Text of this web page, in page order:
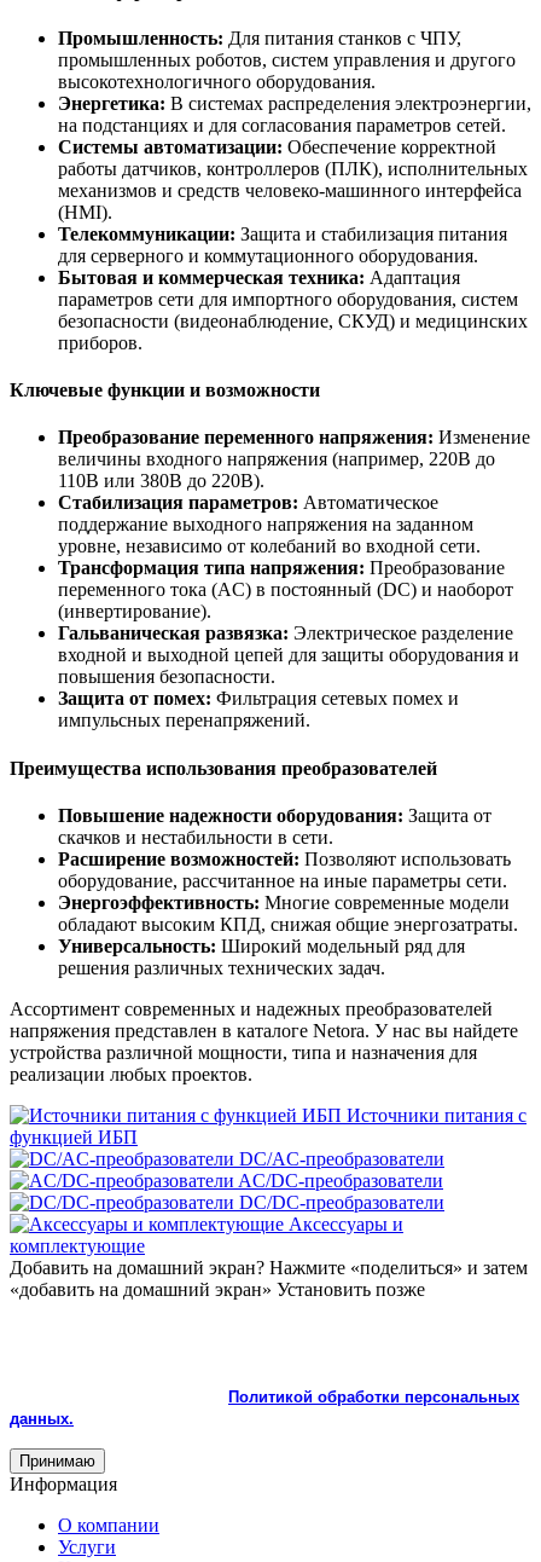
Промышленность: Для питания станков с ЧПУ,
промышленных роботов, систем управления и другого
высокотехнологичного оборудования.
Энергетика: В системах распределения электроэнергии,
на подстанциях и для согласования параметров сетей.
Системы автоматизации: Обеспечение корректной
работы датчиков, контроллеров (ПЛК), исполнительных
механизмов и средств человеко-машинного интерфейса
(HMI).
Телекоммуникации: Защита и стабилизация питания
для серверного и коммутационного оборудования.
Бытовая и коммерческая техника: Адаптация
параметров сети для импортного оборудования, систем
безопасности (видеонаблюдение, СКУД) и медицинских
приборов.
Ключевые функции и возможности
Преобразование переменного напряжения: Изменение
величины входного напряжения (например, 220В до
110В или 380В до 220В).
Стабилизация параметров: Автоматическое
поддержание выходного напряжения на заданном
уровне, независимо от колебаний во входной сети.
Трансформация типа напряжения: Преобразование
переменного тока (AC) в постоянный (DC) и наоборот
(инвертирование).
Гальваническая развязка: Электрическое разделение
входной и выходной цепей для защиты оборудования и
повышения безопасности.
Защита от помех: Фильтрация сетевых помех и
импульсных перенапряжений.
Преимущества использования преобразователей
Повышение надежности оборудования: Защита от
скачков и нестабильности в сети.
Расширение возможностей: Позволяют использовать
оборудование, рассчитанное на иные параметры сети.
Энергоэффективность: Многие современные модели
обладают высоким КПД, снижая общие энергозатраты.
Универсальность: Широкий модельный ряд для
решения различных технических задач.
Ассортимент современных и надежных преобразователей
напряжения представлен в каталоге Netora. У нас вы найдете
устройства различной мощности, типа и назначения для
реализации любых проектов.
Источники питания c
функцией ИБП
DC/AC-преобразователи
AC/DC-преобразователи
DC/DC-преобразователи
Аксессуары и
комплектующие
Добавить на домашний экран? Нажмите «поделиться» и затем
«добавить на домашний экран» Установить позже
Политикой обработки персональных
данных.
Принимаю
Информация
О компании
Услуги